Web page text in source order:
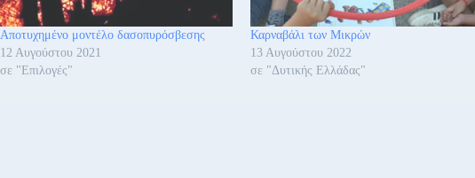
Αποτυχημένο μοντέλο δασοπυρόσβεσης
12 Αυγούστου 2021
σε "Επιλογές"
Καρναβάλι των Μικρών
13 Αυγούστου 2022
σε "Δυτικής Ελλάδας"